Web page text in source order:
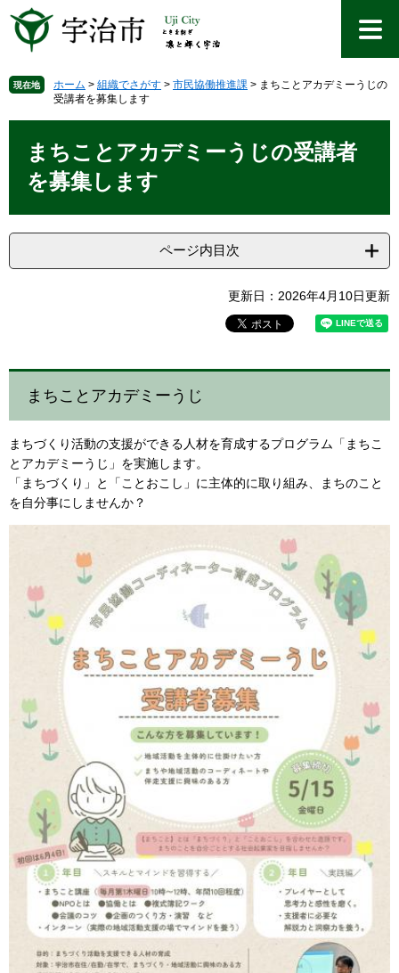
先
で
を
ば
へ
現在地 ホーム > 組織でさがす > 市民協働推進課 > まちことアカデミーうじの
受講者を募集します
まちことアカデミーうじの受講者
を募集します
ページ内目次
更新日：2026年4月10日更新
まちことアカデミーうじ
まちづくり活動の支援ができる人材を育成するプログラム「まちこ
とアカデミーうじ」を実施します。
「まちづくり」と「ことおこし」に主体的に取り組み、まちのこと
を自分事にしませんか？